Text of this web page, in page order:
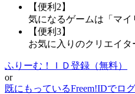
【便利2】
気になるゲームは「マイ
【便利3】
お気に入りのクリエイ
ふりーむ！ＩＤ登録（無料）
or
既にもっているFreem!IDでロ